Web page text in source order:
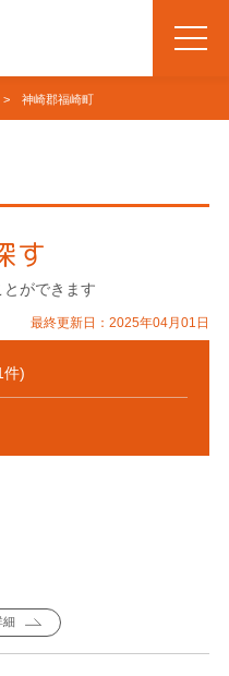
神崎郡福崎町
す
ができます
最終更新日：2025年04月01日
件)
細